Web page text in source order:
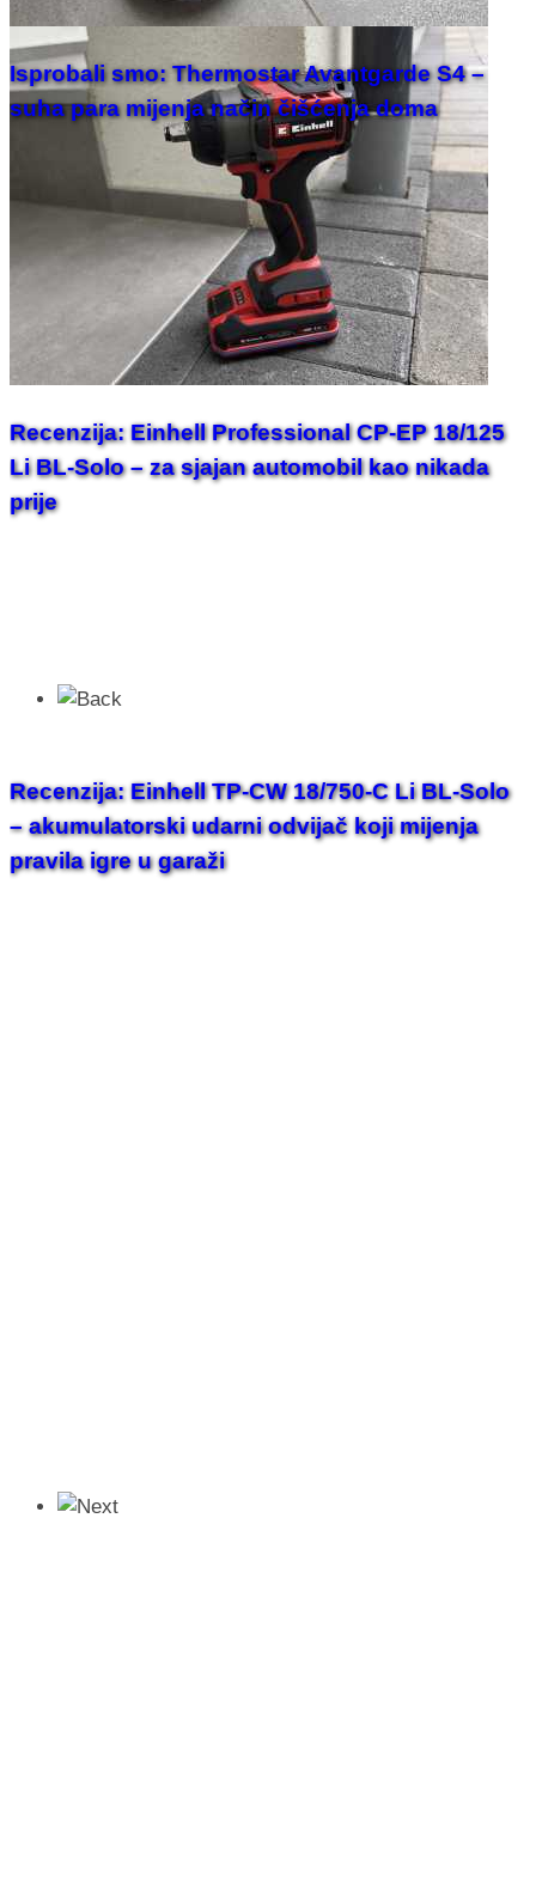
Isprobali smo: Thermostar Avantgarde S4 –
suha para mijenja način čišćenja doma
Recenzija: Einhell Professional CP-EP 18/125
Li BL-Solo – za sjajan automobil kao nikada
prije
Recenzija: Einhell TP-CW 18/750-C Li BL-Solo
– akumulatorski udarni odvijač koji mijenja
pravila igre u garaži